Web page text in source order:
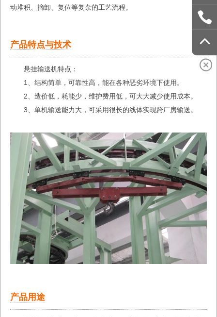
动堆积、摘卸、复位等复杂的工艺流程。
产品特点与技术
悬挂输送机特点：
1、结构简单，可靠性高，能在各种恶劣环境下使用。
2、造价低，耗能少，维护费用低，可大大减少使用成本。
3、单机输送能力大，可采用很长的线体实现跨厂房输送。
产品用途